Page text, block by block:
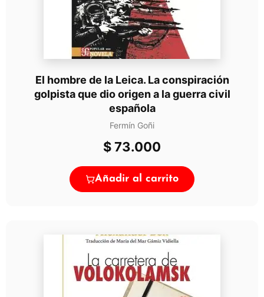
El hombre de la Leica. La conspiración
golpista que dio origen a la guerra civil
española
Fermín Goñi
$73.000
Añadir al carrito